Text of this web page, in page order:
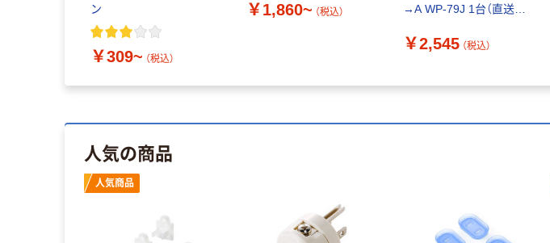
ン
￥309~ （税込）
￥1,860~ （税込）
→A WP-79J 1台（直送
￥2,545 （税込）
人気の商品
人気商品